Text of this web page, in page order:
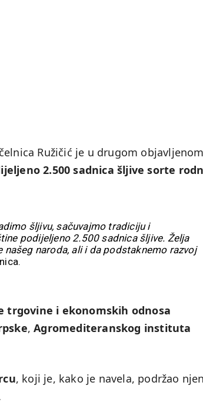
Ružičić je u drugom
2.500 sadnica šljive sorte
šljivu, sačuvajmo tradiciju i
podijeljeno 2.500 sadnica šljive. Želja
naroda, ali i da podstaknemo razvoj
trgovine i ekonomskih odnosa
,Agromediteranskog instituta
, koji je, kako je navela, podržao